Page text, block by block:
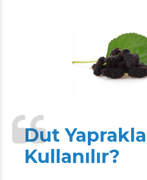
Dut
Kullanılır?